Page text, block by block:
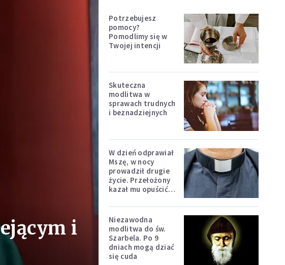
i
Potrzebujesz
pomocy?
Pomodlimy się w
Twojej intencji
Skuteczna
modlitwa w
sprawach trudnych
i beznadziejnych
W dzień odprawiał
Mszę, w nocy
prowadził drugie
życie. Przełożony
kazał mu opuścić
Niezawodna
modlitwa do św.
Szarbela. Po 9
dniach mogą dziać
się cuda